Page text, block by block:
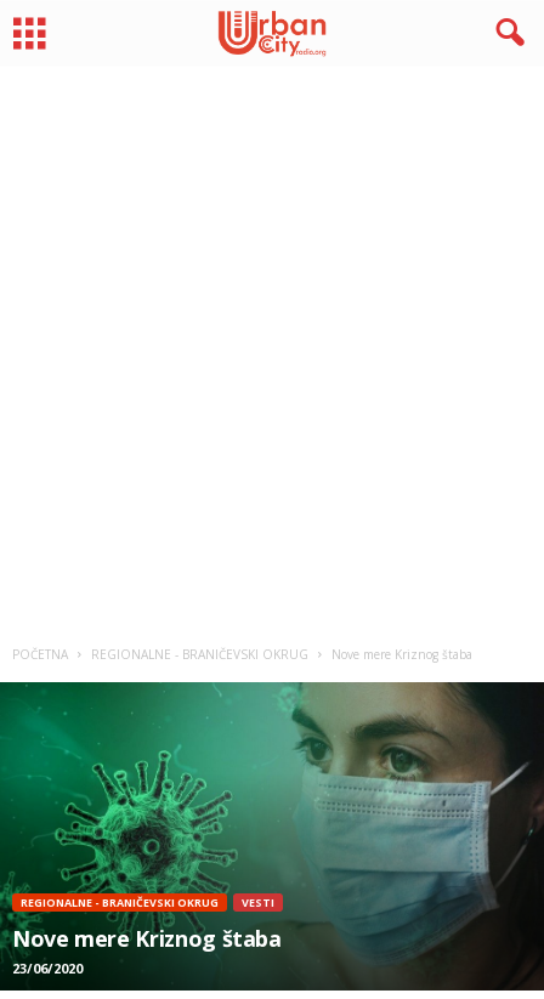
POČETNA REGIONALNE - BRANIČEVSKI OKRUG Nove mere Kriznog štaba
REGIONALNE - BRANIČEVSKI OKRUG VESTI
Nove mere Kriznog štaba
23/06/2020